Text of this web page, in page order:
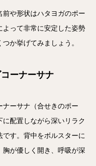
前や形状はハタヨガのポー
よって非常に安定した姿勢
か挙げてみましょう。
ーナーサナ
ーサナ（合せきのポー
配置しながら深いリラク
す。背中をボルスターに
が優しく開き、呼吸が深